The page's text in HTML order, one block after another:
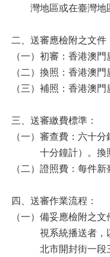
灣地區或在臺灣地
二、送審應檢附之文件
（一）初審：香港澳
（二）換照：香港澳
（三）補照：香港澳
三、送審繳費標準：
（一）審查費：六十
十分鐘計）。換
（二）證照費：每件
四、送審作業流程：
（一）備妥應檢附之
視系統播送者，
北市開封街一段